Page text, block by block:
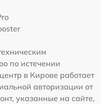
по истечении
в Кирове работает
авторизации от
указанные на сайте,